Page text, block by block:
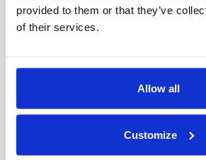
provided to them or that they’ve
of their services.
Allow all
Customize
Utställningen fokuserar på
modefotografier. Pågår tom 9/9-
Cathleen Naundorf
Se Alla Utställningar